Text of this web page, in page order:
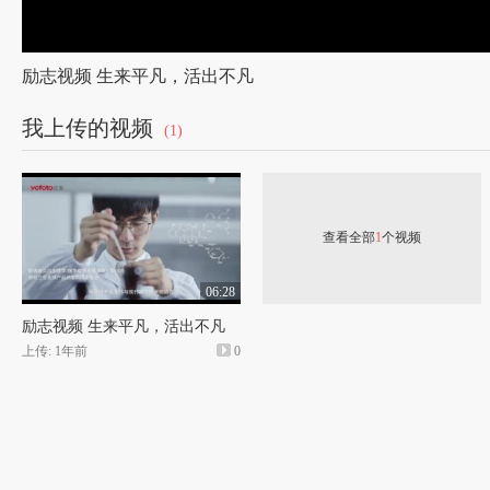
励志视频 生来平凡，活出不凡
我上传的视频 (1)
06:28
励志视频 生来平凡，活出不凡
上传: 1年前 0
查看全部1个视频